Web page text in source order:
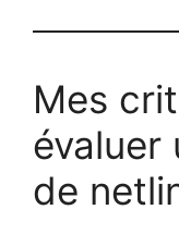
Mes
évaluer
de